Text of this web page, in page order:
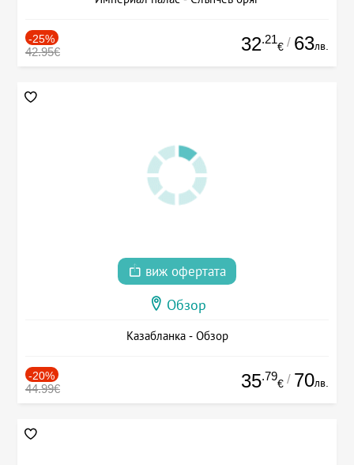
-25%
42.95€ 32.21
€ / 63лв.
виж офертата
Обзор
Казабланка - Обзор
-20%
44.99€ 35.79
€ / 70лв.